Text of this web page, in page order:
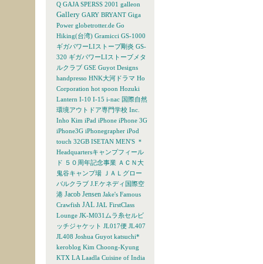
Q GAJA SPERSS 2001 galleon
Gallery GARY BRYANT Giga
Power globetrotter.de Go
Hiking(台湾) Gramicci GS-1000
ギガパワーLIストーブ剛炎 GS-
320 ギガパワーLIストーブメタ
ルクラブ GSE Guyot Designs
handpresso HNK大河ドラマ Ho
Corporation hot spoon Hozuki
Lantern I-10 I-15 i-nac 国際自然
環境アウトドア専門学校 Inc.
Inho Kim iPad iPhone iPhone 3G
iPhone3G iPhonegrapher iPod
touch 32GB ISETAN MEN'S ＊
Headquartersキャンプフィール
ド ５０周年記念事業 ＡＣＮ大
鬼谷キャンプ場
ＪＡＬグロー
バルクラブ J.F.ケネディ国際空
港 Jacob Jensen Jake's Famous
Crawfish JAL JAL FirstClass
Lounge JK-M031ムラ糸セルビ
ッチジャケット JL017便 JL407
JL408 Joshua Guyot katsuchi*
keroblog Kim Choong-Kyung
KTX LA Laadla Cuisine of India